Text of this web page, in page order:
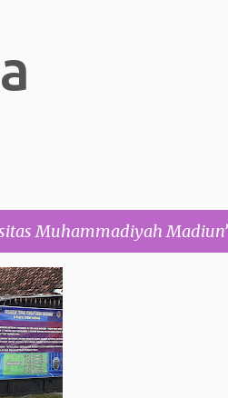
Muhammadiyah Madiun
+4